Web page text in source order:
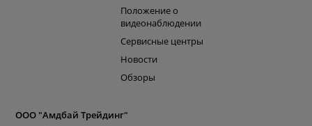
Положение о
видеонаблюдении
Сервисные центры
Новости
Обзоры
ООО "Амдбай Трейдинг"